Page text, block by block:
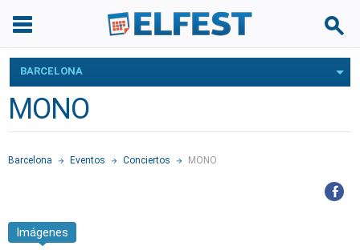
BARCELONA
MONO
Barcelona Eventos Conciertos MONO
Imágenes